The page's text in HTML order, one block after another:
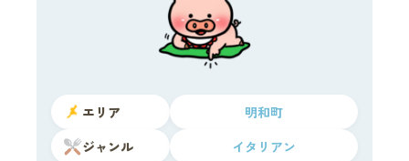
エリア
明和町
ジャンル
イタリアン